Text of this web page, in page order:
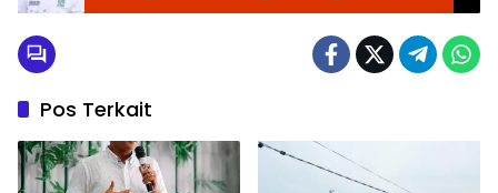
Demokrasi Harus Damai, Jangan Ada
Pos Terkait